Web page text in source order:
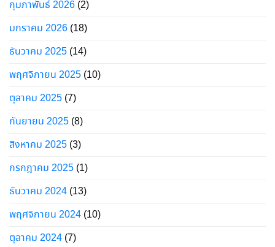
กุมภาพันธ์ 2026 (2)
มกราคม 2026 (18)
ธันวาคม 2025 (14)
พฤศจิกายน 2025 (10)
ตุลาคม 2025 (7)
กันยายน 2025 (8)
สิงหาคม 2025 (3)
กรกฎาคม 2025 (1)
ธันวาคม 2024 (13)
พฤศจิกายน 2024 (10)
ตุลาคม 2024 (7)